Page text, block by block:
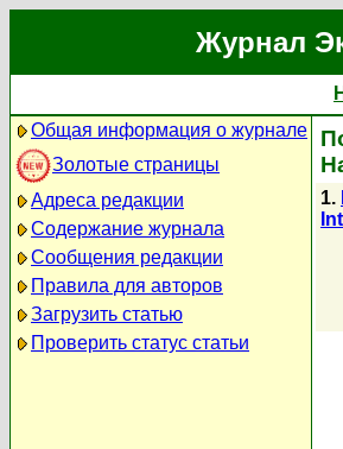
Журнал
Общая информация о журнале
Золотые страницы
Адреса редакции
Содержание журнала
Сообщения редакции
Правила для авторов
Загрузить статью
Проверить статус статьи
1.